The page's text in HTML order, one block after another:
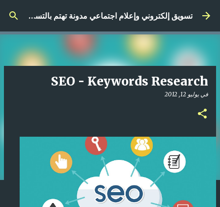
التخطي إلى المحتوى الرئيسي تسويق إلكتروني وإعلام اجتماعي مدونة تهتم بالتسويق الرقمي
SEO - Keywords Research
في يوليو 12, 2012